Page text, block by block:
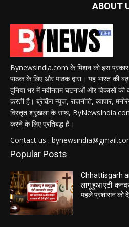
ABOUT
Bynewsindia.com के मिशन को इस प्रकार
पाठक के लिए और पाठक द्वारा। यह भारत की
दुनिया भर में नवीनतम घटनाओं और विकासों
करती है। ब्रेकिंग न्यूज, राजनीति, व्यापार,
विस्तृत श्रृंखला के साथ, ByNewsIndia.com
करने के लिए प्रतिबद्ध है।
Contact us :
Popular Posts
Chhattisgarh
लागू हुआ एंटी-
पहले प्रशासन को